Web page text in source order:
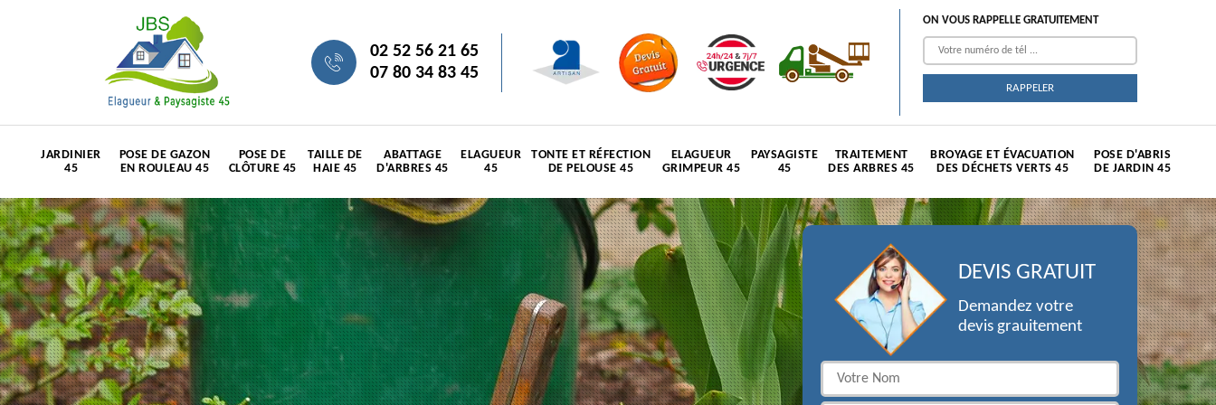
02 52 56 21 65
07 80 34 83 45
ON VOUS RAPPELLE GRATUITEMENT
JARDINIER
45
POSE DE GAZON
EN ROULEAU 45
POSE DE
CLÔTURE 45
TAILLE DE
HAIE 45
ABATTAGE
D'ARBRES 45
ELAGUEUR
45
TONTE ET RÉFECTION
DE PELOUSE 45
ELAGUEUR
GRIMPEUR 45
PAYSAGISTE
45
TRAITEMENT
DES ARBRES 45
BROYAGE ET ÉVACUATION
DES DÉCHETS VERTS 45
POSE D'ABRIS
DE JARDIN 45
DEVIS GRATUIT
Demandez votre
devis grauitement